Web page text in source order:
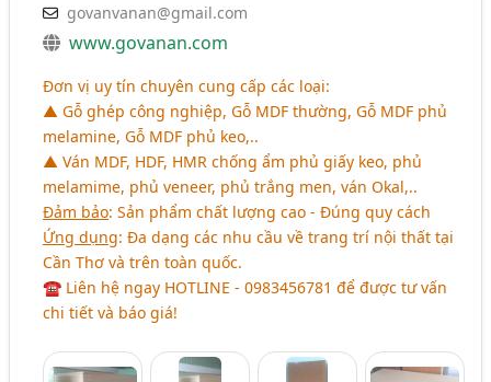
govanvanan@gmail.com
www.govanan.com
Đơn vị uy tín chuyên cung cấp các loại:
▲ Gỗ ghép công nghiệp, Gỗ MDF thường, Gỗ MDF phủ
melamine, Gỗ MDF phủ keo,..
▲ Ván MDF, HDF, HMR chống ẩm phủ giấy keo, phủ
melamime, phủ veneer, phủ trắng men, ván Okal,..
Đảm bảo: Sản phẩm chất lượng cao - Đúng quy cách
Ứng dụng: Đa dạng các nhu cầu về trang trí nội thất tại
Cần Thơ và trên toàn quốc.
☎ Liên hệ ngay HOTLINE - 0983456781 để được tư vấn
chi tiết và báo giá!